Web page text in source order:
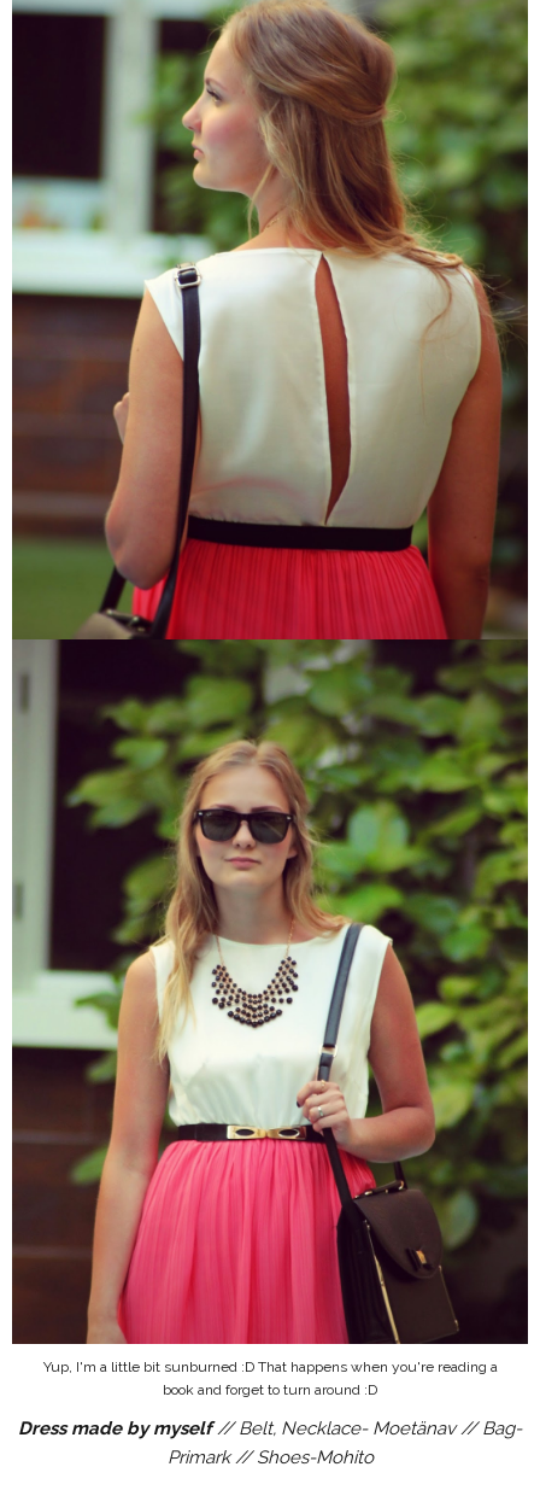
Yup, I'm a little bit sunburned :D That happens when you're reading a
book and forget to turn around :D
Dress made by myself// Belt, Necklace- Moetänav // Bag-
Primark // Shoes-Mohito